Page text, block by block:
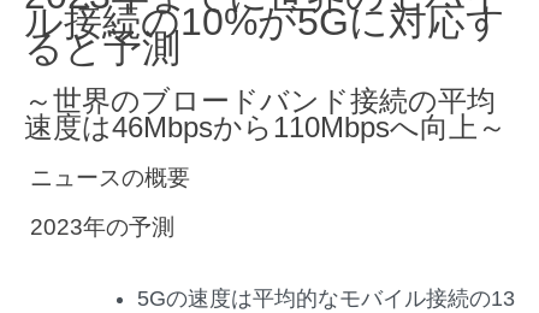
ル接続の10%が5Gに対応す
ると予測
～世界のブロードバンド接続の平均
速度は46Mbpsから110Mbpsへ向上～
ニュースの概要
2023年の予測
5Gの速度は平均的なモバイル接続の13